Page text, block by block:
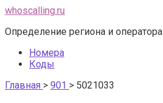
Перейти
контенту
whoscalling.ru
Определение региона и
Номера
Коды
Главная > 901 > 5021033